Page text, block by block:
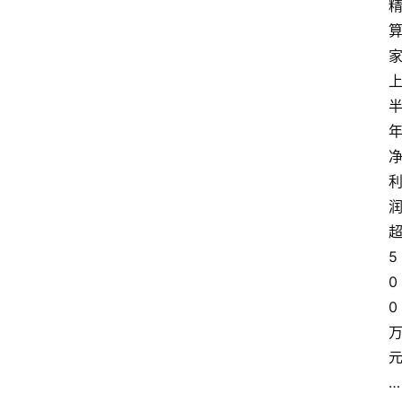
精
算
家
上
半
年
净
利
润
超
5
0
0
万
元
…